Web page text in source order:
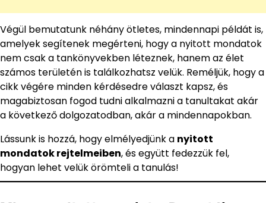
Végül bemutatunk néhány ötletes, mindennapi példát is,
amelyek segítenek megérteni, hogy a nyitott mondatok
nem csak a tankönyvekben léteznek, hanem az élet
számos területén is találkozhatsz velük. Reméljük, hogy a
cikk végére minden kérdésedre választ kapsz, és
magabiztosan fogod tudni alkalmazni a tanultakat akár
a következő dolgozatodban, akár a mindennapokban.
Lássunk is hozzá, hogy elmélyedjünk a nyitott
mondatok rejtelmeiben, és együtt fedezzük fel,
hogyan lehet velük örömteli a tanulás!